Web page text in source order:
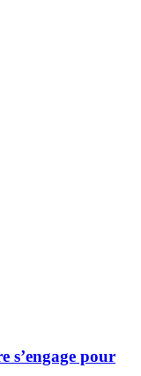
s’engage pour